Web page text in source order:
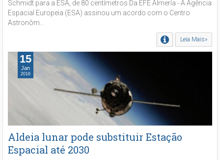
Schmidt para a ESA, de 80 centímetros Da EFE Almería - A Agência
Espacial Europeia (ESA) assinou um acordo com o Centro
Astronôm...
Leia Mais»
Aldeia lunar pode substituir Estação
Espacial até 2030
15
Jan
2016